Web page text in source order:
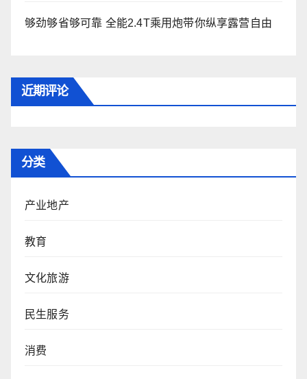
够劲够省够可靠 全能2.4T乘用炮带你纵享露营自由
近期评论
分类
产业地产
教育
文化旅游
民生服务
消费